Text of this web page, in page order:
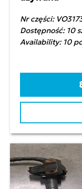
Nr części:
Dostępność: 10
Availability: 10